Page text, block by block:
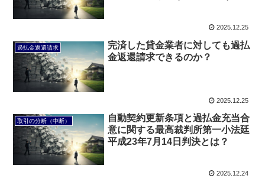
2025.12.25
過払金返還請求
完済した貸金業者に対しても過払
金返還請求できるのか？
2025.12.25
取引の分断（中断）
自動契約更新条項と過払金充当合
意に関する最高裁判所第一小法廷
平成23年7月14日判決とは？
2025.12.24